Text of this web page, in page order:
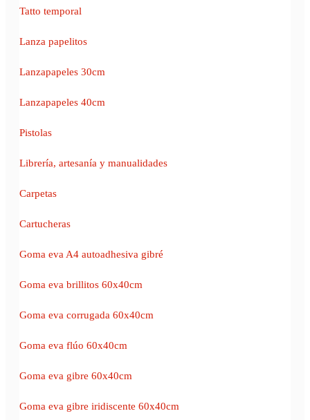
Tatto temporal
Lanza papelitos
Lanzapapeles 30cm
Lanzapapeles 40cm
Pistolas
Librería, artesanía y manualidades
Carpetas
Cartucheras
Goma eva A4 autoadhesiva gibré
Goma eva brillitos 60x40cm
Goma eva corrugada 60x40cm
Goma eva flúo 60x40cm
Goma eva gibre 60x40cm
Goma eva gibre iridiscente 60x40cm